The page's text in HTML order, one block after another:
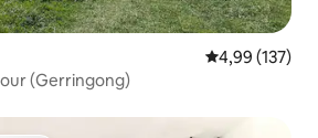
Évaluation
4,99 (137)
(Gerringong)